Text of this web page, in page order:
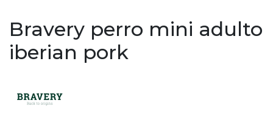
Bravery perro mini adulto
iberian pork